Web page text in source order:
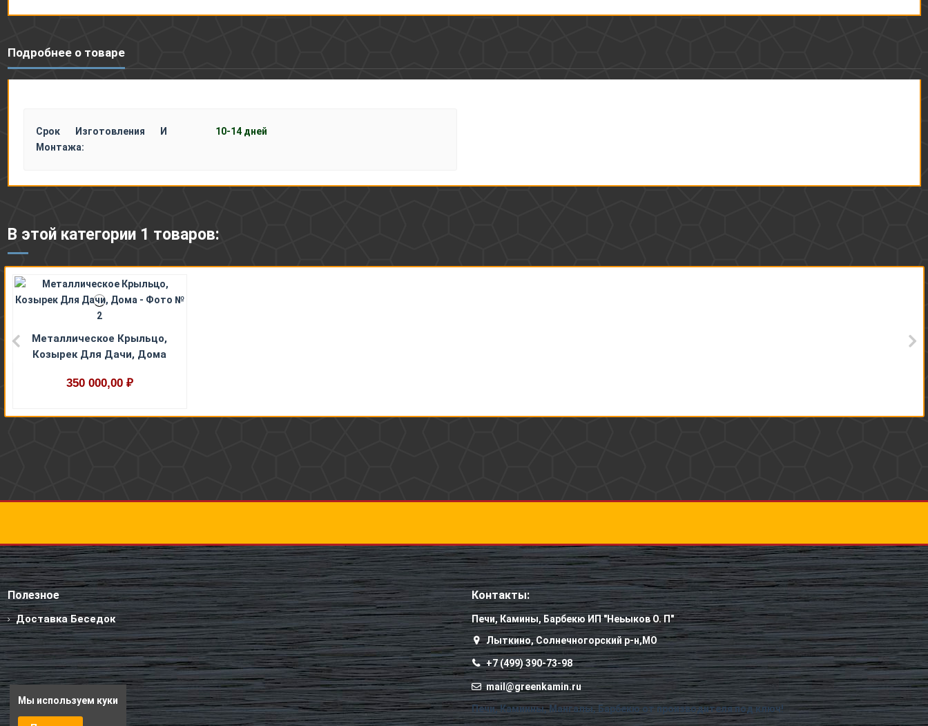
Подробнее о товаре
Срок Изготовления И
Монтажа:
10-14 дней
В этой категории 1 товаров:
Металлическое Крыльцо,
Козырек Для Дачи, Дома
350 000,00 ₽
Полезное
Доставка Беседок
Контакты:
Печи, Камины, Барбекю ИП "Неьыков О. П"
Лыткино, Солнечногорский р-н,МО
+7 (499) 390-73-98
mail@greenkamin.ru
Печи, Каминны, Мангалы, Барбекю от производителя под ключ!
Мы используем куки